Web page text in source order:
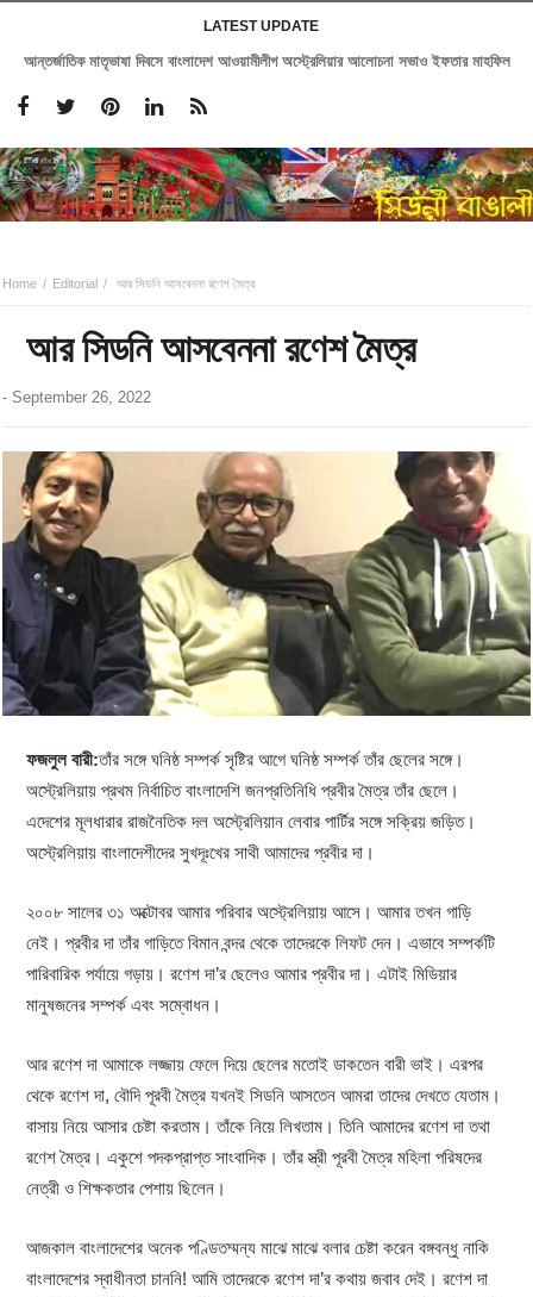
LATEST UPDATE
আন্তর্জাতিক মাতৃভাষা দিবসে বাংলাদেশ আওয়ামীলীগ অস্ট্রেলিয়ার আলোচনা সভাও ইফতার মাহফিল
Home Editorial আর সিডনি আসবেননা রণেশ মৈত্র
আর সিডনি আসবেননা রণেশ মৈত্র
- September 26, 2022
ফজলুল বারী:তাঁর সঙ্গে ঘনিষ্ঠ সম্পর্ক সৃষ্টির আগে ঘনিষ্ঠ সম্পর্ক তাঁর ছেলের সঙ্গে।
অস্ট্রেলিয়ায় প্রথম নির্বাচিত বাংলাদেশি জনপ্রতিনিধি প্রবীর মৈত্র তাঁর ছেলে।
এদেশের মূলধারার রাজনৈতিক দল অস্ট্রেলিয়ান লেবার পার্টির সঙ্গে সক্রিয় জড়িত।
অস্ট্রেলিয়ায় বাংলাদেশীদের সুখদূঃখের সাথী আমাদের প্রবীর দা।
২০০৮ সালের ৩১ অক্টোবর আমার পরিবার অস্ট্রেলিয়ায় আসে। আমার তখন গাড়ি
নেই। প্রবীর দা তাঁর গাড়িতে বিমান বন্দর থেকে তাদেরকে লিফট দেন। এভাবে সম্পর্কটি
পারিবারিক পর্যায়ে গড়ায়। রণেশ দা’র ছেলেও আমার প্রবীর দা। এটাই মিডিয়ার
মানুষজনের সম্পর্ক এবং সম্বোধন।
আর রণেশ দা আমাকে লজ্জায় ফেলে দিয়ে ছেলের মতোই ডাকতেন বারী ভাই। এরপর
থেকে রণেশ দা, বৌদি পূরবী মৈত্র যখনই সিডনি আসতেন আমরা তাদের দেখতে যেতাম।
বাসায় নিয়ে আসার চেষ্টা করতাম। তাঁকে নিয়ে লিখতাম। তিনি আমাদের রণেশ দা তথা
রণেশ মৈত্র। একুশে পদকপ্রাপ্ত সাংবাদিক। তাঁর স্ত্রী পূরবী মৈত্র মহিলা পরিষদের
নেত্রী ও শিক্ষকতার পেশায় ছিলেন।
আজকাল বাংলাদেশের অনেক পণ্ডিতম্মন্য মাঝে মাঝে বলার চেষ্টা করেন বঙ্গবন্ধু নাকি
বাংলাদেশের স্বাধীনতা চাননি! আমি তাদেরকে রণেশ দা’র কথায় জবাব দেই। রণেশ দা